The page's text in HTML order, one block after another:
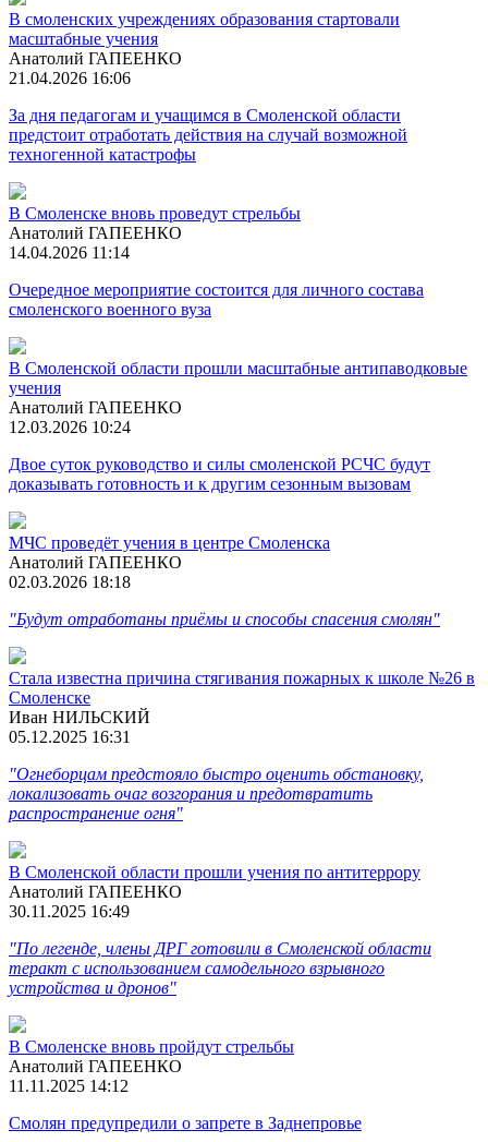
В смоленских учреждениях образования стартовали
масштабные учения
Анатолий ГАПЕЕНКО
21.04.2026 16:06
За дня педагогам и учащимся в Смоленской области
предстоит отработать действия на случай возможной
техногенной катастрофы
В Смоленске вновь проведут стрельбы
Анатолий ГАПЕЕНКО
14.04.2026 11:14
Очередное мероприятие состоится для личного состава
смоленского военного вуза
В Смоленской области прошли масштабные антипаводковые
учения
Анатолий ГАПЕЕНКО
12.03.2026 10:24
Двое суток руководство и силы смоленской РСЧС будут
доказывать готовность и к другим сезонным вызовам
МЧС проведёт учения в центре Смоленска
Анатолий ГАПЕЕНКО
02.03.2026 18:18
"Будут отработаны приёмы и способы спасения смолян"
Стала известна причина стягивания пожарных к школе №26 в
Смоленске
Иван НИЛЬСКИЙ
05.12.2025 16:31
"Огнеборцам предстояло быстро оценить обстановку,
локализовать очаг возгорания и предотвратить
распространение огня"
В Смоленской области прошли учения по антитеррору
Анатолий ГАПЕЕНКО
30.11.2025 16:49
"По легенде, члены ДРГ готовили в Смоленской области
теракт с использованием самодельного взрывного
устройства и дронов"
В Смоленске вновь пройдут стрельбы
Анатолий ГАПЕЕНКО
11.11.2025 14:12
Смолян предупредили о запрете в Заднепровье